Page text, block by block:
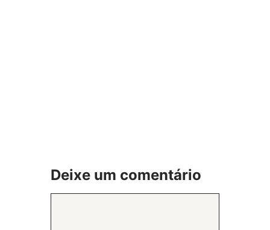
Deixe um comentário